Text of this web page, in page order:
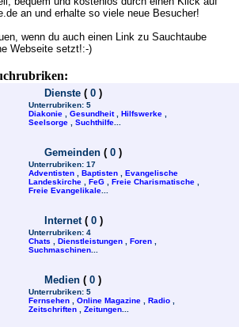
an und erhalte so viele neue Besucher!
wenn du auch einen Link zu Sauchtaube
Webseite setzt!:-)
Dienste ( 0 )
Unterrubriken: 5
Diakonie
Gesundheit, Hilfswerke
Seelsorge
Suchthilfe
Gemeinden ( 0 )
Unterrubriken: 17
Adventisten
Baptisten
Evangelische
Landeskirche
FeG Freie Charismatische
Freie Evangelikale
Internet( 0 )
Unterrubriken: 4
Chats
Dienstleistungen Foren
Suchmaschinen
Medien ( 0 )
Unterrubriken: 5
Fernsehen
Online Magazine Radio
Zeitschriften
Zeitungen